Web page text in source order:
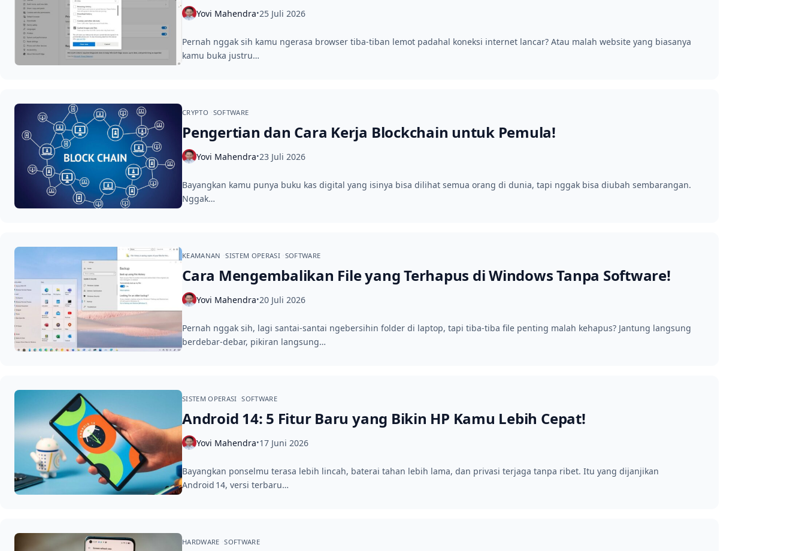
Yovi Mahendra•25 Juli 2026
Pernah nggak sih kamu ngerasa browser tiba-tiban lemot padahal koneksi internet lancar? Atau malah website yang biasanya
kamu buka justru…
CRYPTO SOFTWARE
Pengertian dan Cara Kerja Blockchain untuk Pemula!
Yovi Mahendra•23 Juli 2026
Bayangkan kamu punya buku kas digital yang isinya bisa dilihat semua orang di dunia, tapi nggak bisa diubah sembarangan.
Nggak…
KEAMANAN SISTEM OPERASI SOFTWARE
Cara Mengembalikan File yang Terhapus di Windows Tanpa Software!
Yovi Mahendra•20 Juli 2026
Pernah nggak sih, lagi santai-santai ngebersihin folder di laptop, tapi tiba-tiba file penting malah kehapus? Jantung langsung
berdebar-debar, pikiran langsung…
SISTEM OPERASI SOFTWARE
Android 14: 5 Fitur Baru yang Bikin HP Kamu Lebih Cepat!
Yovi Mahendra•17 Juni 2026
Bayangkan ponselmu terasa lebih lincah, baterai tahan lebih lama, dan privasi terjaga tanpa ribet. Itu yang dijanjikan
Android 14, versi terbaru…
HARDWARE SOFTWARE